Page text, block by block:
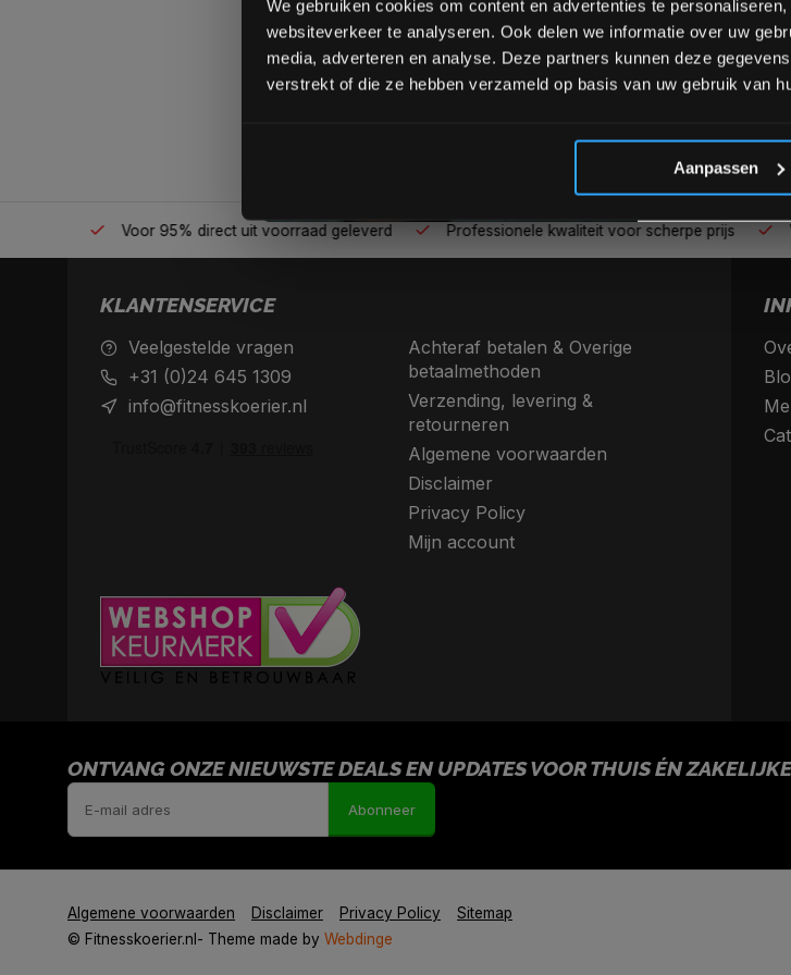
We gebruiken cookies om content en advertenties te
websiteverkeer te analyseren. Ook delen we informatie over uw
media, adverteren en analyse. Deze partners kunnen deze
verstrekt of die ze hebben verzameld op basis van uw gebruik van
Aanpassen
Voor 95% direct uit voorraad geleverd Professionele kwaliteit voor scherpe prijs
KLANTENSERVICE
Veelgestelde vragen
+31 (0)24 645 1309
info@fitnesskoerier.nl
Achteraf betalen & Overige
betaalmethoden
Verzending, levering &
retourneren
Algemene voorwaarden
Disclaimer
Privacy Policy
Mijn account
ONTVANG ONZE NIEUWSTE DEALS EN UPDATES VOOR THUIS ÉN
Abonneer
Algemene voorwaarden Disclaimer Privacy Policy
Sitemap
© Fitnesskoerier.nl - Theme made by Webdinge